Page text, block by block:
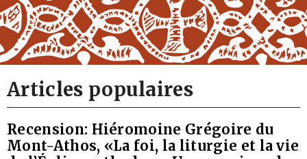
Articles populaires
Recension: Hiéromoine Grégoire du
Mont-Athos, «La foi, la liturgie et la vie